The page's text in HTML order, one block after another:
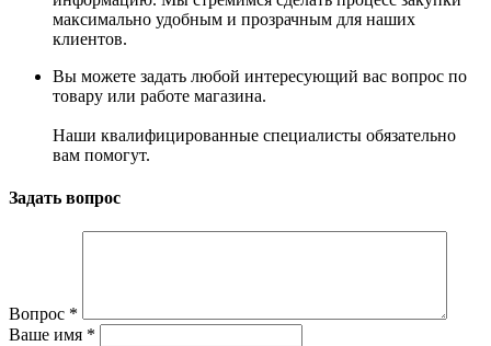
максимально удобным и прозрачным для наших
клиентов.
Вы можете задать любой интересующий вас вопрос по
товару или работе магазина.
Наши квалифицированные специалисты обязательно
вам помогут.
Задать вопрос
Вопрос *
Ваше имя *